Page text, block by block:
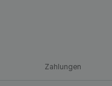
Zahlungen